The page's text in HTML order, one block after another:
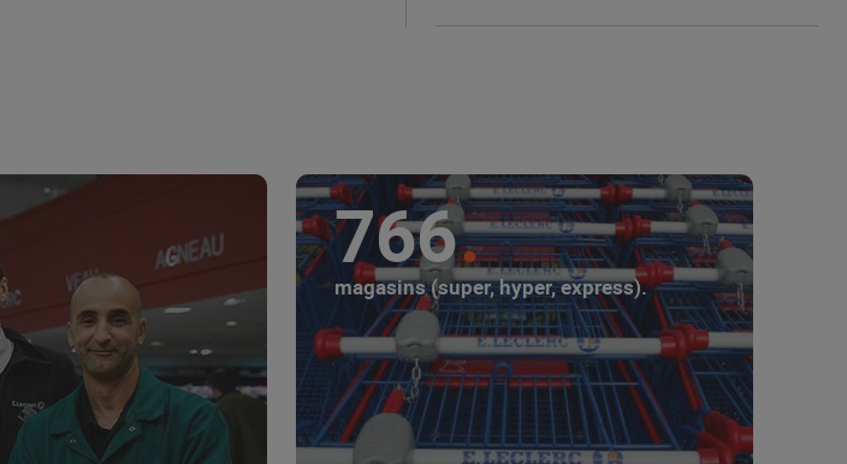
« Repérage » - La nouvelle
revue de tendances de
Marque Repère
ALIMENTATION DE QUALITÉ
766
magasins (super, hyper, express).